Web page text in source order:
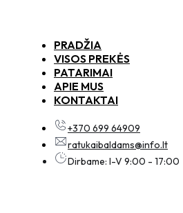
PRADŽIA
VISOS PREKĖS
PATARIMAI
APIE MUS
KONTAKTAI
+370 699 64909
ratukaibaldams@info.lt
Dirbame: I-V 9:00 - 17:00